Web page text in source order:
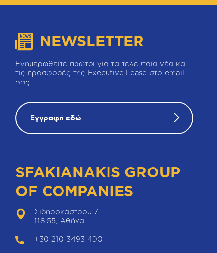
NEWSLETTER
Ενημερωθείτε πρώτοι για τα τελευταία νέα και
τις προσφορές της Executive Lease στο email
σας.
Εγγραφή εδώ
SFAKIANAKIS GROUP
OF COMPANIES
Σιδηροκάστρου 7
118 55, Αθήνα
+30 210 3493 400